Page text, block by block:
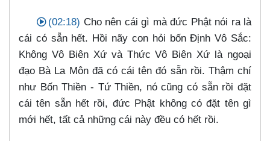
(02:18) Cho nên cái gì mà đức Phật nói ra là
cái có sẵn hết. Hồi nãy con hỏi bốn Định Vô Sắc:
Không Vô Biên Xứ và Thức Vô Biên Xứ là ngoại
đạo Bà La Môn đã có cái tên đó sẵn rồi. Thậm chí
như Bốn Thiền - Tứ Thiền, nó cũng có sẵn rồi đặt
cái tên sẵn hết rồi, đức Phật không có đặt tên gì
mới hết, tất cả những cái này đều có hết rồi.